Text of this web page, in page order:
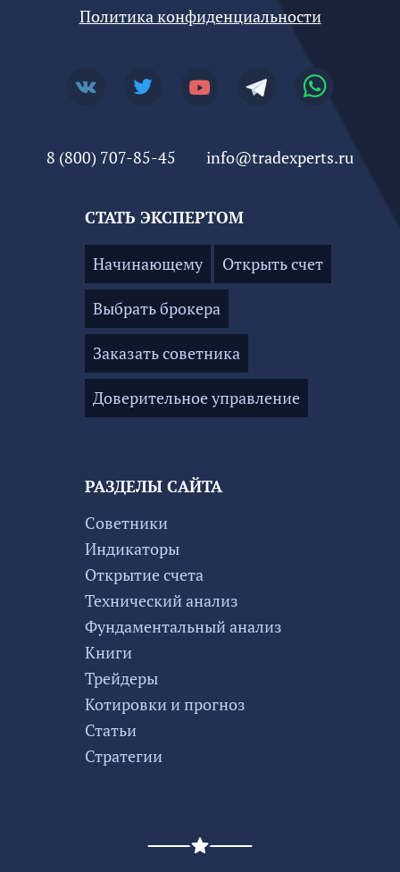
РАЗДЕЛЫ САЙТА
Советники
Индикаторы
Открытие счета
Технический анализ
Фундаментальный анализ
Книги
Трейдеры
Котировки и прогноз
Статьи
Стратегии
Политика конфиденциальности
8 (800) 707-85-45 info@tradexperts.ru
СТАТЬ ЭКСПЕРТОМ
Начинающему Открыть счет
Выбрать брокера
Заказать советника
Доверительное управление